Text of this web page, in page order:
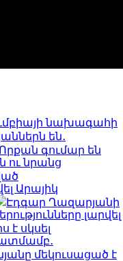
նախագահի
են․
գումար են
ու նրանց
Արայիկ
Էդգար Ղազարյանի
լարվել
է սկսել
մեկուսացած է